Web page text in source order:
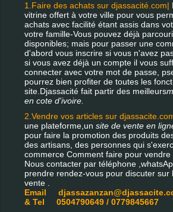
1.Faire des achats sur djassacité.com|
vitrine offert à votre ville pour vous
achats avec facilité étant assis dans
votre famille-Vous pouvez déjà
disponibles; mais pour passer une
d'abord vous inscrire si vous n'avez
si vous avez déjà un compte il vous
connecter avec votre mot de passe,
pourrez bien profiter de toutes les
site.Djassacité fait partir des meilleurs
en cote d'ivoire.
2.Vendre vos articles sur
une plateforme,unsite de vente en
pour faire la promotion des produits
des artisans, des personnes qui
commerce Comment faire pour vendre
Nous contacter par téléphone
prendre rendez-vous pour discuter sur
vente .
Email
& Tel 0504790649 / 0779845667